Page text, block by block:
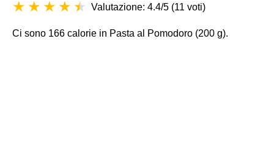
Valutazione: 4.4/5 (11 voti)
Ci sono 166 calorie in Pasta al Pomodoro (200 g).